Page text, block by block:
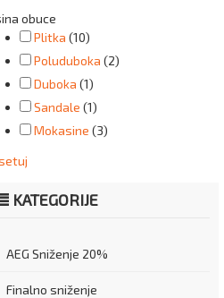
obuce
Plitka (10)
Poluduboka (2)
Duboka (1)
Sandale (1)
Mokasine (3)
KATEGORIJE
AEG Sniženje 20%
Finalno sniženje